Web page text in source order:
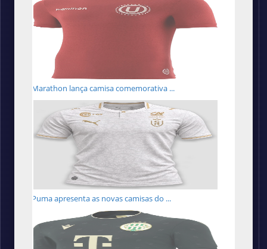
Marathon lança camisa comemorativa ...
Puma apresenta as novas camisas do ...